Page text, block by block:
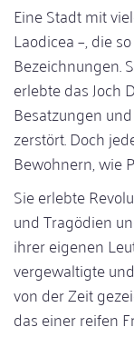
Eine Stadt mit
Laodicea –, die
Bezeichnungen.
erlebte das Joch
Besatzungen
zerstört. Doch
Bewohnern, wie
Sie erlebte
und Tragödien
ihrer eigenen
vergewaltigte
von der Zeit
das einer reifen